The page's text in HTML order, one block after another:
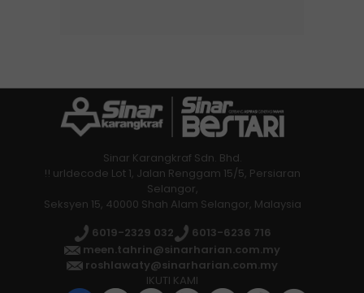
Sinar Karangkraf Sdn. Bhd.
!! urldecode Lot 1, Jalan Renggam 15/5, Persiaran
Selangor,
Seksyen 15, 40000 Shah Alam Selangor, Malaysia
6019-2329 032
6013-6236 716
meen.tahrin@sinarharian.com.my
roshlawaty@sinarharian.com.my
IKUTI KAMI